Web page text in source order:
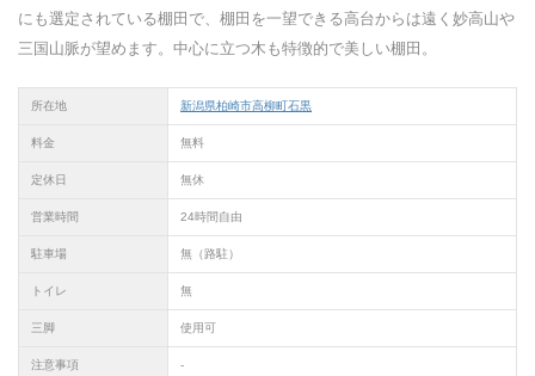
にも選定されている棚田で、棚田を一望できる高台からは遠く妙高山や
三国山脈が望めます。中心に立つ木も特徴的で美しい棚田。
所在地 新潟県柏崎市高柳町石黒
料金 無料
定休日 無休
営業時間 24時間自由
駐車場 無（路駐）
トイレ 無
三脚 使用可
注意事項 -